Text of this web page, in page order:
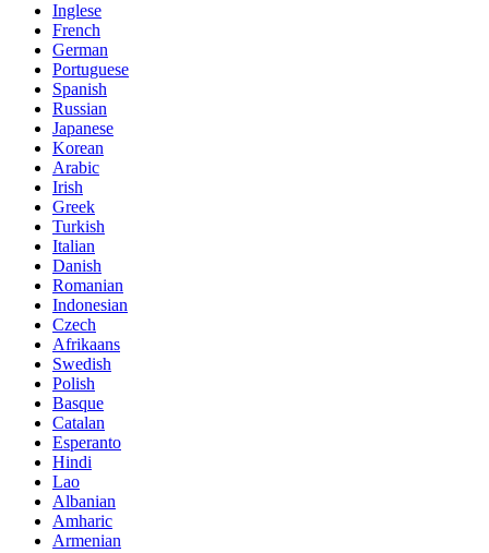
Inglese
French
German
Portuguese
Spanish
Russian
Japanese
Korean
Arabic
Irish
Greek
Turkish
Italian
Danish
Romanian
Indonesian
Czech
Afrikaans
Swedish
Polish
Basque
Catalan
Esperanto
Hindi
Lao
Albanian
Amharic
Armenian